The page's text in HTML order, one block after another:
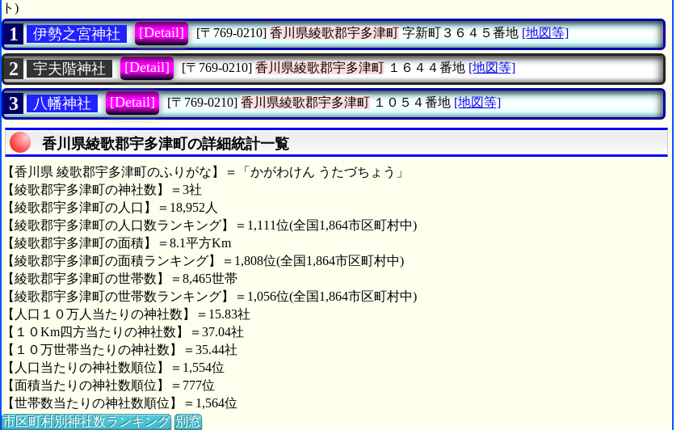
ト)
1 伊勢之宮神社 [Detail] [〒769-0210] 香川県綾歌郡宇多津町字新町３６４５番地 [地図等]
2 宇夫階神社 [Detail] [〒769-0210] 香川県綾歌郡宇多津町１６４４番地 [地図等]
3 八幡神社 [Detail] [〒769-0210] 香川県綾歌郡宇多津町１０５４番地 [地図等]
香川県綾歌郡宇多津町の詳細統計一覧
【香川県 綾歌郡宇多津町のふりがな】＝「かがわけん うたづちょう」
【綾歌郡宇多津町の神社数】＝3社
【綾歌郡宇多津町の人口】＝18,952人
【綾歌郡宇多津町の人口数ランキング】＝1,111位(全国1,864市区町村中)
【綾歌郡宇多津町の面積】＝8.1平方Km
【綾歌郡宇多津町の面積ランキング】＝1,808位(全国1,864市区町村中)
【綾歌郡宇多津町の世帯数】＝8,465世帯
【綾歌郡宇多津町の世帯数ランキング】＝1,056位(全国1,864市区町村中)
【人口１０万人当たりの神社数】＝15.83社
【１０Km四方当たりの神社数】＝37.04社
【１０万世帯当たりの神社数】＝35.44社
【人口当たりの神社数順位】＝1,554位
【面積当たりの神社数順位】＝777位
【世帯数当たりの神社数順位】＝1,564位
市区町村別神社数ランキング 別窓